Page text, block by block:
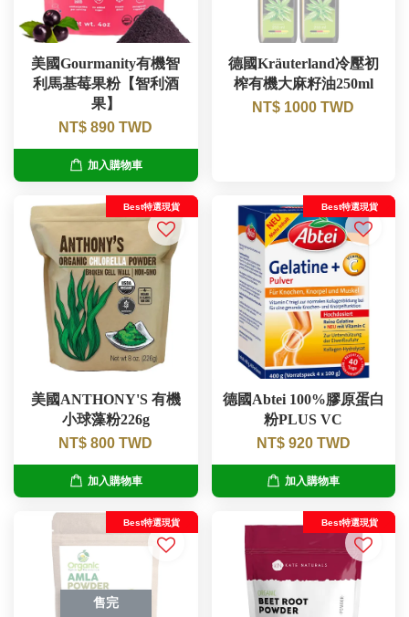
美國Gourmanity有機智
利馬基莓果粉【智利酒
果】
NT$ 890 TWD
加入購物車
德國Kräuterland冷壓初
榨有機大麻籽油250ml
NT$ 1000 TWD
Best特選現貨
美國ANTHONY'S 有機
小球藻粉226g
NT$ 800 TWD
加入購物車
Best特選現貨
德國Abtei 100%膠原蛋白
粉PLUS VC
NT$ 920 TWD
加入購物車
售完
Best特選現貨 Best特選現貨